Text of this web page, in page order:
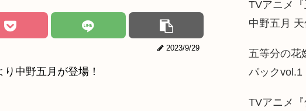
2023/9/29
中野五月が登場！
TVアニメ
中野五月
五等分の花
パック
TVアニメ『